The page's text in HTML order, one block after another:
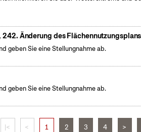
Änderung des Flächennutzungsplans
geben Sie eine Stellungnahme ab.
geben Sie eine Stellungnahme ab.
|< < 1 2 3 4 >